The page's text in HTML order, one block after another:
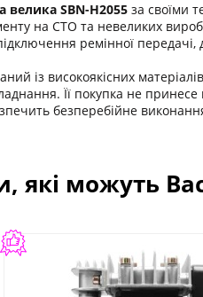
велика SBN-H2055 за своїми
на СТО та невеликих
ремінної
із високоякісних
Її покупка не
безперебійне
які можуть